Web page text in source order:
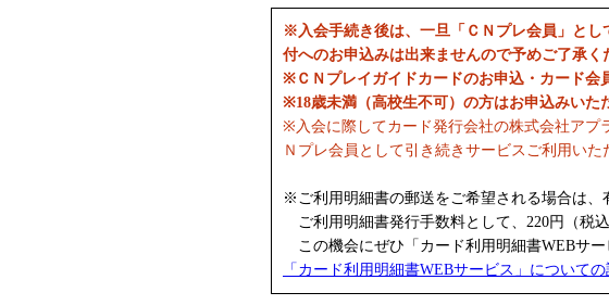
※入会手続き後は、一旦「ＣＮプレ会員」と
付へのお申込みは出来ませんので予めご了承く
※ＣＮプレイガイドカードのお申込・カード会
※18歳未満（高校生不可）の方はお申込みいた
※入会に際してカード発行会社の株式会社アプ
Ｎプレ会員として引き続きサービスご利用いた
※ご利用明細書の郵送をご希望される場合は、
ご利用明細書発行手数料として、220円（税
この機会にぜひ「カード利用明細書WEBサー
「カード利用明細書WEBサービス」について